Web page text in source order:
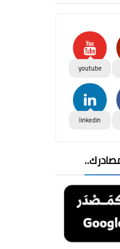
youtube
linkedin